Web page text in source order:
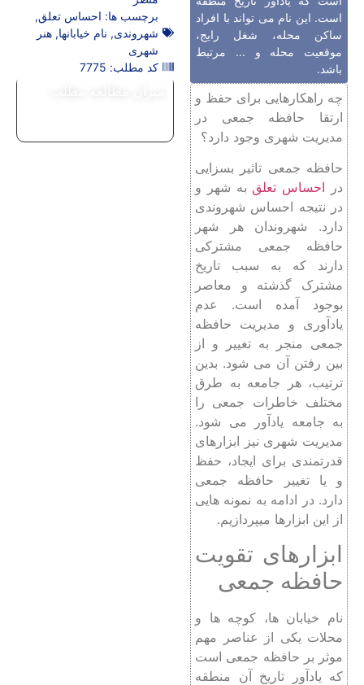
است. این نام می تواند با افراد
ساکن محله، شغل رایج،
موقعیت محله و ... مرتبط
باشد.
چه راهکارهایی برای حفظ و
ارتقا حافظه جمعی در
مدیریت شهری وجود دارد؟
حافظه جمعی تاثیر بسزایی
در احساس تعلق به شهر و
در نتیجه احساس شهروندی
دارد. شهروندان هر شهر
حافظه جمعی مشترکی
دارند که به سبب تاریخ
مشترک گذشته و معاصر
بوجود آمده است. عدم
یادآوری و مدیریت حافظه
جمعی منجر به تغییر و از
بین رفتن آن می شود. بدین
ترتیب، هر جامعه به طرق
مختلف خاطرات جمعی را
به جامعه یادآور می شود.
مدیریت شهری نیز ابزارهای
قدرتمندی برای ایجاد، حفظ
و یا تغییر حافظه جمعی
دارد. در ادامه به نمونه هایی
از این ابزارها میپردازیم.
ابزارهای تقویت
حافظه جمعی
نام خیابان ها، کوچه ها و
محلات یکی از عناصر مهم
موثر بر حافظه جمعی است
که یادآور تاریخ آن منطقه
برچسب ها: احساس تعلق,
شهروندی, نام خیابانها, هنر
شهری
کد مطلب: 7775